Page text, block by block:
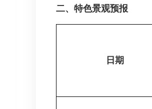
二、特色景观预报
日期